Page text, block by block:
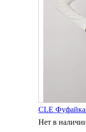
CLE Фуфайка
Нет в